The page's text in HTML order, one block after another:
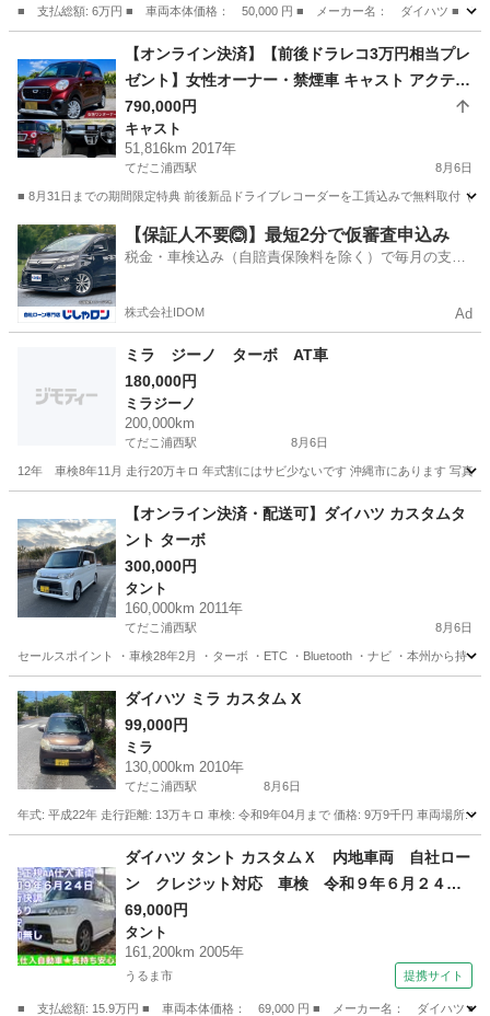
■ 支払総額: 6万円 ■ 車両本体価格： 50,000 円 ■ メーカー名： ダイハツ ■
ムーヴ
【オンライン決済】【前後ドラレコ3万円相当プレ
ゼント】女性オーナー・禁煙車 キャスト アクティ
バX H29年 走行5.1万km 車検R10年6月
790,000円
キャスト
51,816km 2017年
てだこ浦西駅 8月6日
■ 8月31日までの期間限定特典 前後新品ドライブレコーダーを工賃込みで無料取付（
沖縄 中頭郡 てだこ浦西駅 キャスト 走行距離
【保証人不要🙆】最短2分で仮審査申込み
税金・車検込み（自賠責保険料を除く）で毎月の支払
株式会社IDOM Ad
ミラ ジーノ ターボ AT車
180,000円
ミラジーノ
200,000km
てだこ浦西駅 8月6日
12年 車検8年11月 走行20万キロ 年式割にはサビ少ないです 沖縄市にあります 写真後
てだこ浦西駅 ミラジーノ AT車
【オンライン決済・配送可】ダイハツ カスタムタ
ント ターボ
300,000円
タント
160,000km 2011年
てだこ浦西駅 8月6日
セールスポイント ・車検28年2月 ・ターボ ・ETC ・Bluetooth ・ナビ ・本州から持っ
沖縄 うるま市 てだこ浦西駅 タント
ダイハツ ミラ カスタム X
99,000円
ミラ
130,000km 2010年
てだこ浦西駅 8月6日
年式: 平成22年 走行距離: 13万キロ 車検: 令和9年04月まで 価格: 9万9千円 車両場所: 沖
てだこ浦西駅 ミラ 車両
ダイハツ タント カスタムＸ 内地車両 自社ロー
ン クレジット対応 車検 令和９年６月２４
日 車検 （検9.6）
69,000円
タント
161,200km 2005年
うるま市 提携サイト
■ 支払総額: 15.9万円 ■ 車両本体価格： 69,000 円 ■ メーカー名： ダイハツ